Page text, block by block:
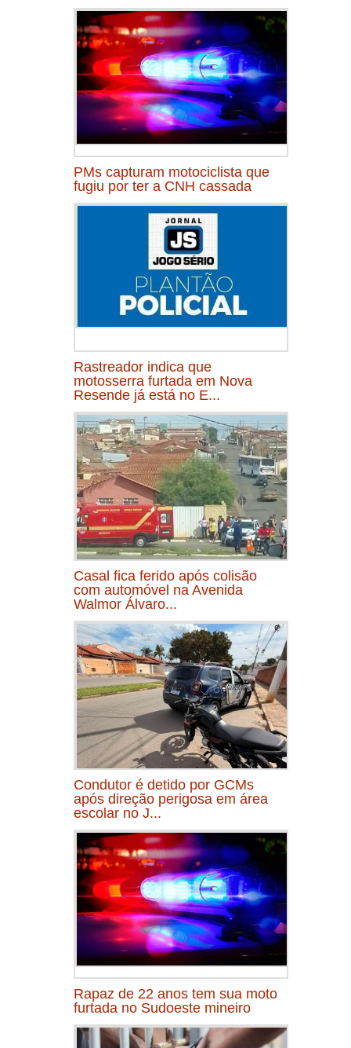
PMs capturam motociclista que
fugiu por ter a CNH cassada
Rastreador indica que
motosserra furtada em Nova
Resende já está no E...
Casal fica ferido após colisão
com automóvel na Avenida
Walmor Álvaro...
Condutor é detido por GCMs
após direção perigosa em área
escolar no J...
Rapaz de 22 anos tem sua moto
furtada no Sudoeste mineiro